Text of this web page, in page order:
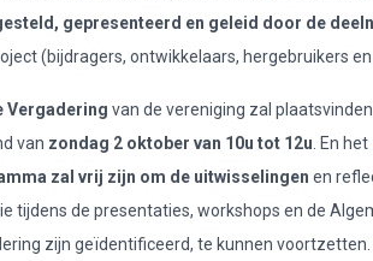
gepresenteerd en geleid door de
(bijdragers, ontwikkelaars, hergebruikers
Vergadering van de vereniging zal
van zondag 2 oktober van 10u tot 12u . En het
zal vrij zijn om de uitwisselingen en
tijdens de presentaties, workshops en de
zijn geïdentificeerd, te kunnen voortzetten.